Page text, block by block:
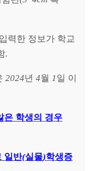
력한 정보가 학교
.
2024년 4월 1일 이
은 학생의 경우
일반(실물)학생증